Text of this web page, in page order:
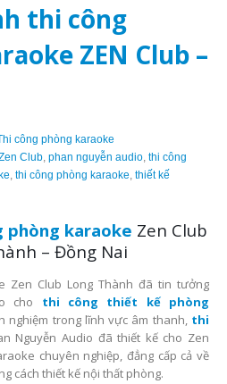
thi công
ZEN Club –
công phòng karaoke
Club, phan nguyễn audio, thi công
thi công phòng karaoke thiết kế
phòng karaoke Zen Club
– Đồng Nai
Zen Club Long Thành đã tin tưởng
cho thi công thiết kế phòng
nghiệm trong lĩnh vực âm thanh, thi
Nguyễn Audio đã thiết kế cho Zen
chuyên nghiệp, đẳng cấp cả về
cách thiết kế nội thất phòng.